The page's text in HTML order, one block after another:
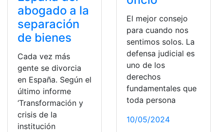
abogado a la
separación
de bienes
Cada vez más
gente se divorcia
en España. Según el
último informe
‘Transformación y
crisis de la
institución
El mejor consejo
para cuando nos
sentimos solos. La
defensa judicial es
uno de los
derechos
fundamentales que
toda persona
10/05/2024